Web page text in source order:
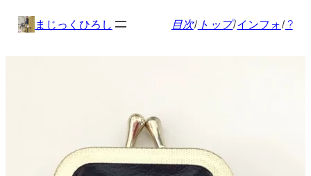
まじっくひろし 目次/ トップ/インフォ/ ?